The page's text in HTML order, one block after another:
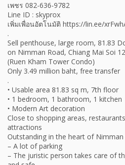
เพชร 082-636-9782
Line ID : skyprox
เพิ่มเพื่อนอัตโนมัติ https://lin.ee/
.
Sell penthouse, large room, 81.83
on Nimman Road, Chiang Mai Soi 12
(Ruen Kham Tower Condo)
Only 3.49 million baht, free transfer
.
• Usable area 81.83 sq m, 7th floor
• 1 bedroom, 1 bathroom, 1 kitchen
• Modern Art decoration
Close to shopping areas,
attractions
Outstanding in the heart of Nimman
– A lot of parking
– The juristic person takes care of